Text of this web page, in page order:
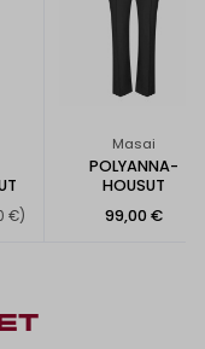
€)
Masai
POLYANNA-
HOUSUT
99,00 €